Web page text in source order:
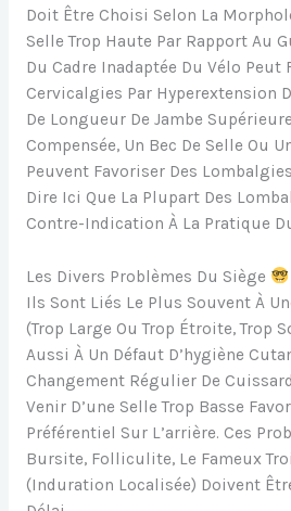
Doit Être Choisi Selon La
Selle Trop Haute Par Rapport Au
Du Cadre Inadaptée Du Vélo Peut
Cervicalgies Par Hyperextension
De Longueur De Jambe
Compensée, Un Bec De Selle Ou
Peuvent Favoriser Des
Dire Ici Que La Plupart Des
Contre-Indication À La Pratique
Les Divers Problèmes Du Siège
Ils Sont Liés Le Plus Souvent À
(trop Large Ou Trop Étroite, Trop
Aussi À Un Défaut D’hygiène
Changement Régulier De
Venir D’une Selle Trop Basse
Préférentiel Sur L’arrière. Ces
Bursite, Folliculite, Le Fameux
(induration Localisée) Doivent